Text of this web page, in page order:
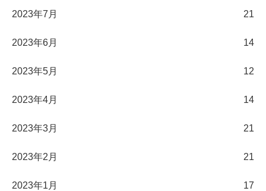
2023年7月 21
2023年6月 14
2023年5月 12
2023年4月 14
2023年3月 21
2023年2月 21
2023年1月 17